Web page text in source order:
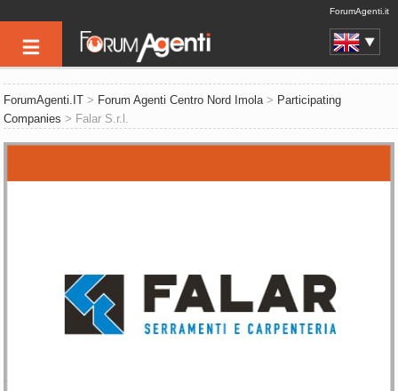
ForumAgenti.it
ForumAgenti.IT > Forum Agenti Centro Nord Imola> Participating
Companies > Falar S.r.l.